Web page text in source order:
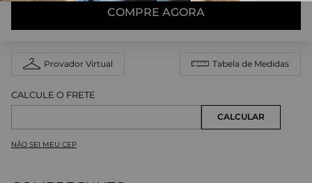
COMPRE AGORA
Provador Virtual Tabela de Medidas
NÃO SEI MEU CEP